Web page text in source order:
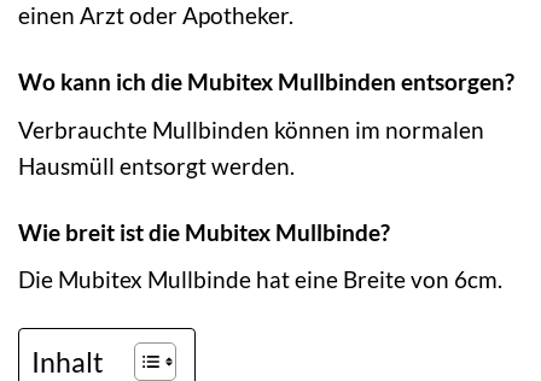
einen Arzt oder Apotheker.
Wo kann ich die Mubitex Mullbinden entsorgen?
Verbrauchte Mullbinden können im normalen
Hausmüll entsorgt werden.
Wie breit ist die Mubitex Mullbinde?
Die Mubitex Mullbinde hat eine Breite von 6cm.
Inhalt